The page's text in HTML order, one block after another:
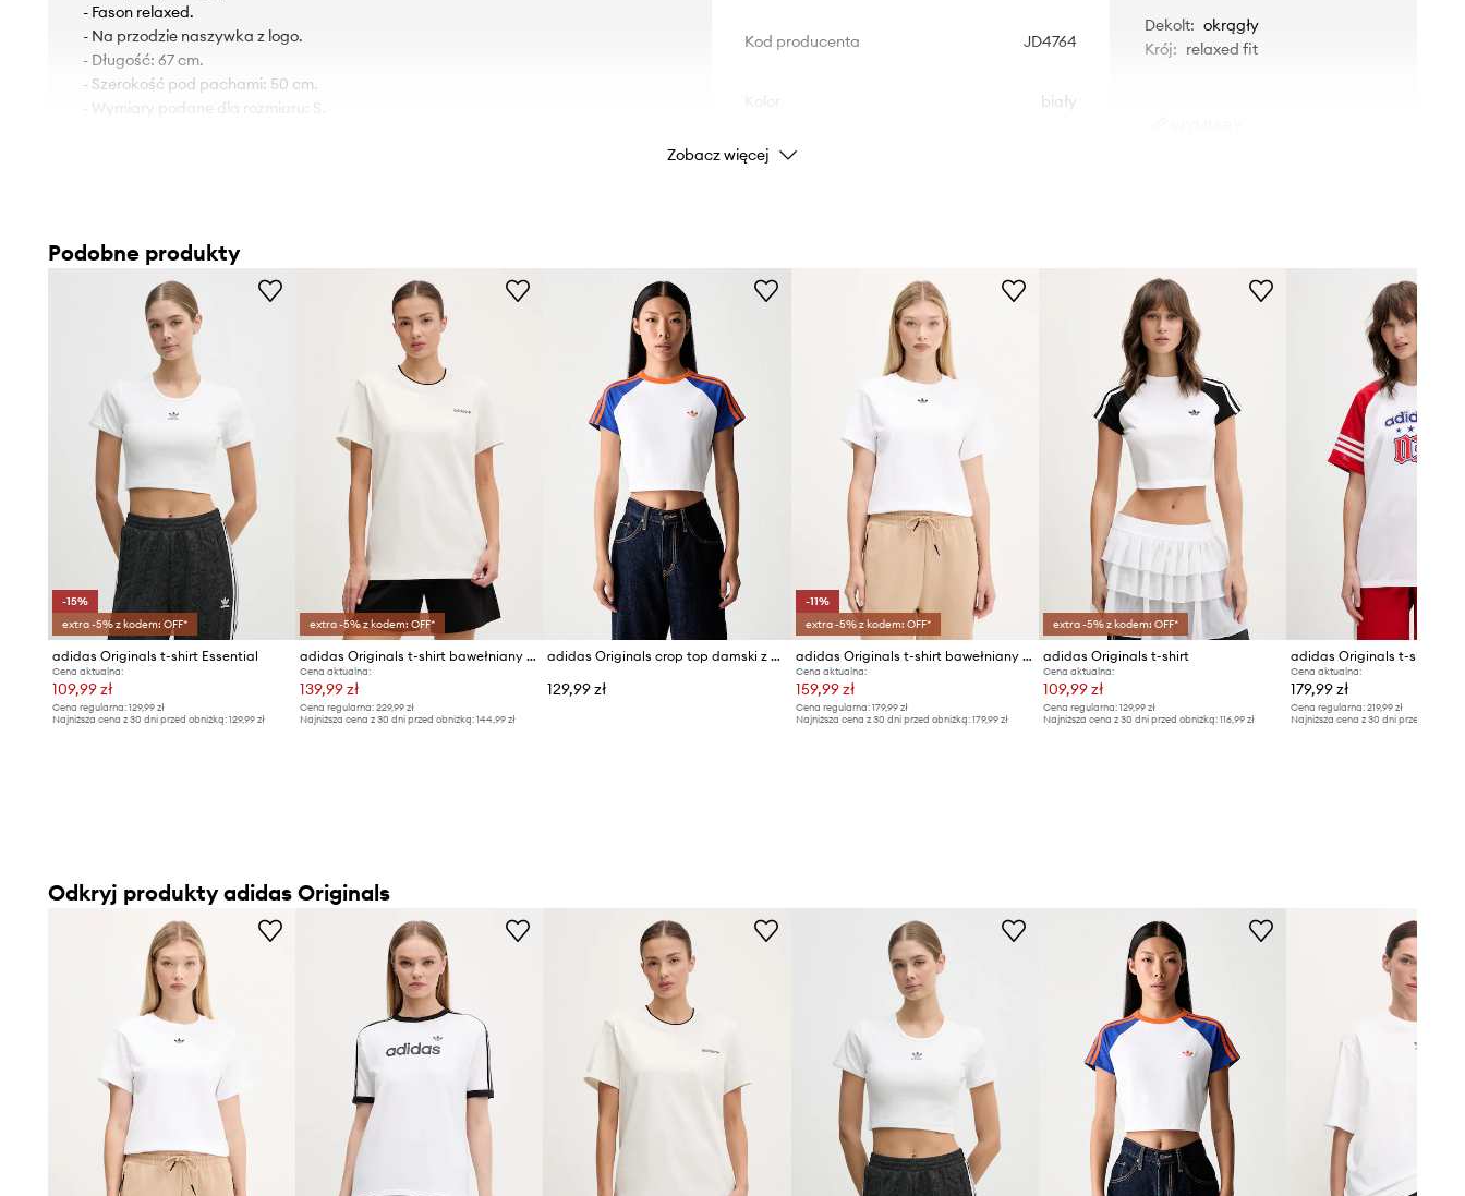
- Fason relaxed.
- Na przodzie naszywka z logo.
- Długość: 67 cm.
- Szerokość pod pachami: 50 cm.
- Wymiary podane dla rozmiaru: S.
Kod producenta JD4764
biały
Marka
ID Produktu
Dekolt: okrągły
Krój: relaxed fit
zazwyczaj.
Tabela rozmiarów
Zobacz więcej
Podobne produkty
-15%
extra -5% z kodem: OFF*
adidas Originals t-shirt Essential
Cena aktualna:
109,99 zł
Cena regularna: 129,99 zł
Najniższa cena z 30 dni przed obniżką: 129,99 zł
extra -5% z kodem: OFF*
adidas Originals t-shirt bawełniany Graphic Loose T
Cena aktualna:
139,99 zł
Cena regularna:229,99 zł
Najniższa cena z 30 dni przed obniżką:144,99 zł
adidas Originals crop top damski z bawełną
129,99 zł
-11%
extra -5% z kodem: OFF*
adidas Originals t-shirt bawełniany Adibreak
Cena aktualna:
159,99 zł
Cena regularna: 179,99 zł
Najniższa cena z 30 dni przed obniżką: 179,99 zł
extra -5% z kodem: OFF*
adidas Originals t-shirt
Cena aktualna:
109,99 zł
Cena regularna:129,99 zł
Najniższa cena z 30 dni przed obniżką:116,99 zł
adidas Originals t-shirt
Cena aktualna:
179,99 zł
Cena regularna: 219,99 zł
Najniższa cena z 30 dni przed obniżką:
Odkryj produkty adidas Originals